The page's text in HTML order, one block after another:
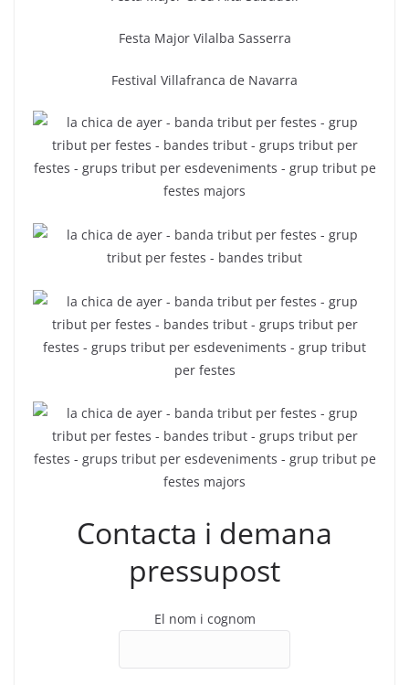
Festa Major Vilalba Sasserra
Festival Villafranca de Navarra
Contacta i demana
pressupost
El nom i cognom